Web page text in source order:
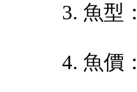
3. 魚型
4. 魚價